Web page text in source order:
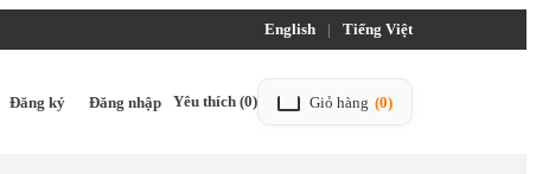
English | Tiếng Việt
Đăng ký Đăng nhập Yêu thích (0) Giỏ hàng (0)